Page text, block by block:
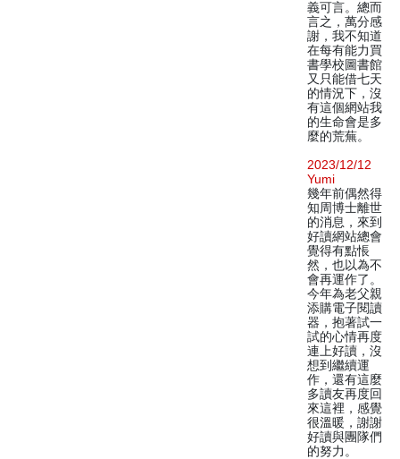
義可言。總而
言之，萬分感
謝，我不知道
在每有能力買
書學校圖書館
又只能借七天
的情況下，沒
有這個網站我
的生命會是多
麼的荒蕪。
2023/12/12
Yumi
幾年前偶然得
知周博士離世
的消息，來到
好讀網站總會
覺得有點悵
然，也以為不
會再運作了。
今年為老父親
添購電子閱讀
器，抱著試一
試的心情再度
連上好讀，沒
想到繼續運
作，還有這麼
多讀友再度回
來這裡，感覺
很溫暖，謝謝
好讀與團隊們
的努力。